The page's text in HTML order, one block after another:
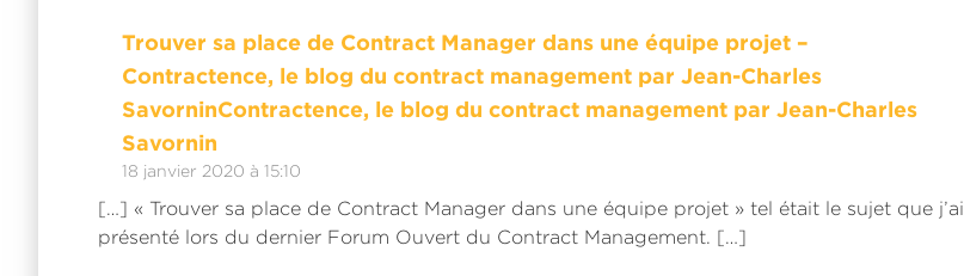
Trouver sa place de Contract Manager dans une équipe projet –
Contractence, le blog du contract management par Jean-Charles
SavorninContractence, le blog du contract management par Jean-Charles
Savornin
18 janvier 2020 à 15:10
[…] « Trouver sa place de Contract Manager dans une équipe projet » tel était le sujet que j’ai
présenté lors du dernier Forum Ouvert du Contract Management. […]